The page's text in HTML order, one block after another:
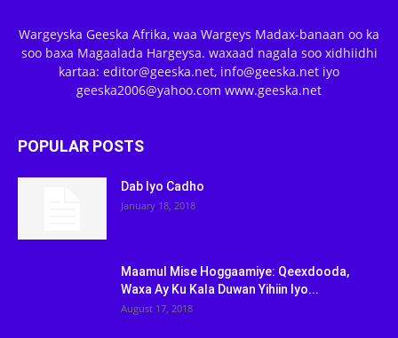
Wargeyska Geeska Afrika, waa Wargeys Madax-banaan oo ka
soo baxa Magaalada Hargeysa. waxaad nagala soo xidhiidhi
kartaa: editor@geeska.net, info@geeska.net iyo
geeska2006@yahoo.com www.geeska.net
POPULAR POSTS
Dab Iyo Cadho
January 18, 2018
Maamul Mise Hoggaamiye: Qeexdooda,
Waxa Ay Ku Kala Duwan Yihiin Iyo...
August 17, 2018